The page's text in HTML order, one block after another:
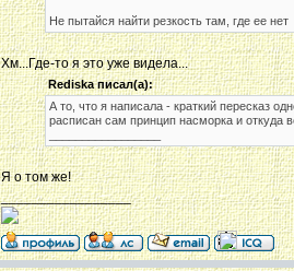
Не пытайся найти резкость там, где ее нет
Хм...Где-то я это уже видела...
Rediska писал(а):
А то, что я написала - краткий пересказ
расписан сам принцип насморка и откуда
Я о том же!
_________________